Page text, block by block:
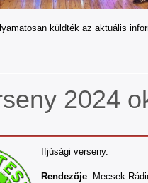
küldték az aktuális
2024
Ifjúsági verseny.
Rendezője: Mecsek